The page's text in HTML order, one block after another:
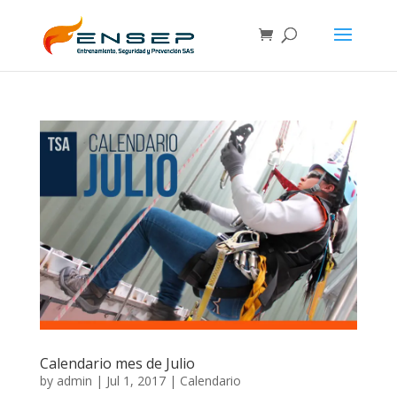
Calendario mes de Julio
by admin | Jul 1, 2017| Calendario